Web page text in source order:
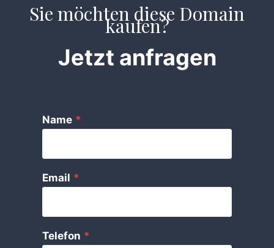
Sie möchten diese Domain
kaufen?
Jetzt anfragen
Name *
Email *
Telefon *